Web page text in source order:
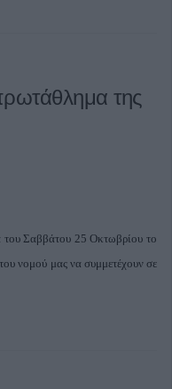
της
του Σαββάτου 25 Οκτωβρίου το
νομού μας να συμμετέχουν σε